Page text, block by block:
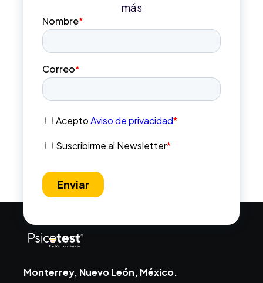
más
Monterrey, Nuevo León, México.